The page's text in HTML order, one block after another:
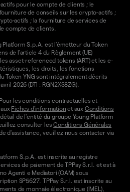
pour le compte de clients ; le
de conseils sur les crypto-actifs ;
actifs ; la fourniture de services de
compte de clients.
Platform S.p.A. est l'émetteur du Token
de l'article 4 du Règlement (UE)
asset-referenced tokens (ART) et les e-
les droits, les fonctions
Token YNG sont intégralement décrits
2026 (DTI : RGN2XS8ZG).
les conditions contractuelles et
Fiches d'information et aux Conditions
de l'entité du groupe Young Platform
consulter lesConditions Générales
d'assistance, veuillez nous contacter via
S.p.A. est inscrite au registre
de paiement de TPPay S.r.l. et est à
Agenti e Mediatori (OAM) sous
SP5627. TPPay S.r.l. est inscrite au
de monnaie électronique (IMEL),